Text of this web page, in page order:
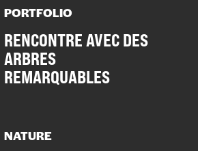
PORTFOLIO
RENCONTRE AVEC DES
ARBRES
REMARQUABLES
NATURE